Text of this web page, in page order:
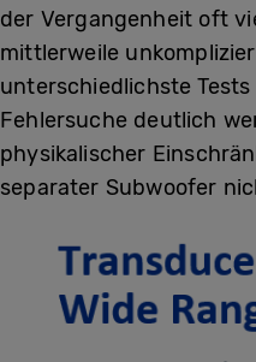
der Vergangenheit oft
mittlerweile
unterschiedlichste
Fehlersuche deutlich
physikalischer
separater Subwoofer